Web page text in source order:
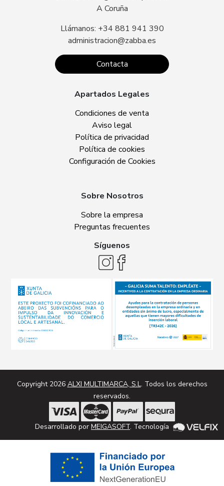
A Coruña
Llámanos: +34 881 941 390
administracion@zabba.es
Contacta
Apartados Legales
Condiciones de venta
Aviso legal
Política de privacidad
Política de cookies
Configuración de Cookies
Sobre Nosotros
Sobre la empresa
Preguntas frecuentes
Síguenos
Copyright 2026 ALXI MULTIMARCA, S.L. Todos los derechos
reservados.
Desarrollado por MEIGASOFT. Tecnología